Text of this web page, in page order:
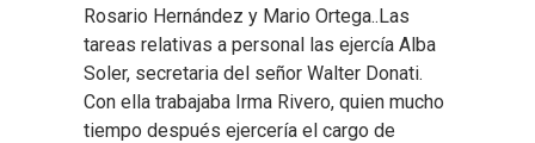
Rosario Hernández y Mario Ortega..Las
tareas relativas a personal las ejercía Alba
Soler, secretaria del señor Walter Donati.
Con ella trabajaba Irma Rivero, quien mucho
tiempo después ejercería el cargo de